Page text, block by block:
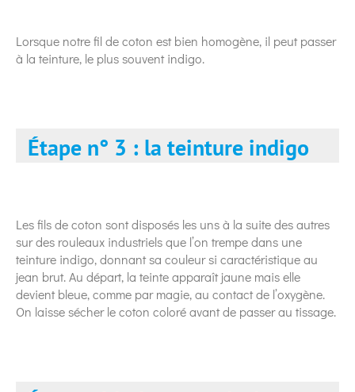
Lorsque notre fil de coton est bien homogène, il peut passer
à la teinture, le plus souvent indigo.
Étape n° 3 : la teinture indigo
Les fils de coton sont disposés les uns à la suite des autres
sur des rouleaux industriels que l’on trempe dans une
teinture indigo, donnant sa couleur si caractéristique au
jean brut. Au départ, la teinte apparaît jaune mais elle
devient bleue, comme par magie, au contact de l’oxygène.
On laisse sécher le coton coloré avant de passer au tissage.